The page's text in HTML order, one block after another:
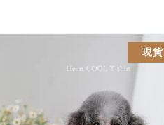
現貨